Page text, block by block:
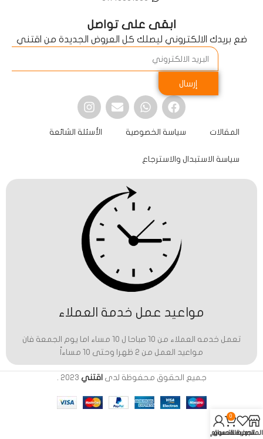
ابقى على تواصل
ضع بريدك الالكتروني ليصلك كل العروض الجديدة من اقتني
إرسال
المقالات سياسة الخصوصية الأسئلة الشائعة
سياسة الاستبدال والاسترجاع
مواعيد عمل خدمة العملاء
تعمل خدمه العملاء من 10 صباحا ل 10 مساء اما يوم الجمعة فان
مواعيد العمل من 2 ظهرا وحتى 10 مساءاً
جميع الحقوق محفوظة لدى اقتني 2023
المتجر
المفضلة
0
عربة التسوق
حسابي